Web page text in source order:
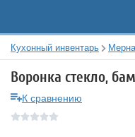
Кухонный инвентарь
Воронка стекло,
К сравнению